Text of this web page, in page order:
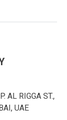
AL RIGGA ST.,
UAE